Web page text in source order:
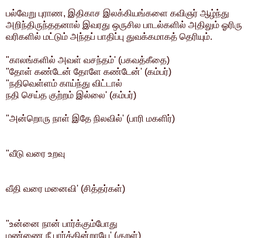
பல்வேறு புராண, இதிகாச இலக்கியங்களை கவிஞர் ஆழ்ந்து
அறிந்திருந்ததனால் இவரது ஒருசில பாடல்களில் அதிலும் ஓரிரு
வரிகளில் மட்டும் அந்தப் பாதிப்பு துவக்கமாகத் தெரியும்.
"காலங்களில் அவள் வசந்தம்' (பகவத்கீதை)
"தோள் கண்டேன் தோளே கண்டேன்' (கம்பர்)
"நதிவெள்ளம் காய்ந்து விட்டால்
நதி செய்த குற்றம் இல்லை' (கம்பர்)
"அன்றொரு நாள் இதே நிலவில்' (பாரி மகளிர்)
"வீடு வரை உறவு
வீதி வரை மனைவி' (சித்தர்கள்)
"உன்னை நான் பார்க்கும்போது
மண்ணை நீ பார்க்கின்றாயே' (குறள்)